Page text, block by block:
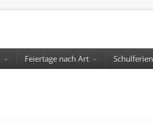
Feiertage nach Art Schulferien